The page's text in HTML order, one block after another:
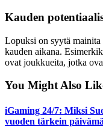
Kauden
Lopuksi on syytä
kauden aikana.
ovat joukkueita, jotka
You Might Also
iGaming 24/7: Miksi
vuoden tärkein